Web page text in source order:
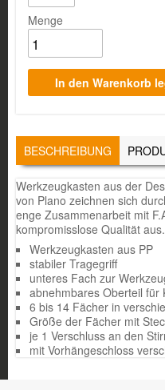
Menge
TABS
BESCHREIBUNG (AKTIVER
REITER)
Werkzeugkasten aus der
von Plano zeichnen sich
enge Zusammenarbeit mit
kompromisslose Qualität aus.
Werkzeugkasten aus PP
stabiler Tragegriff
unteres Fach zur
abnehmbares Oberteil für
6 bis 14 Fächer in
Größe der Fächer mit
je 1 Verschluss an den
mit Vorhängeschloss